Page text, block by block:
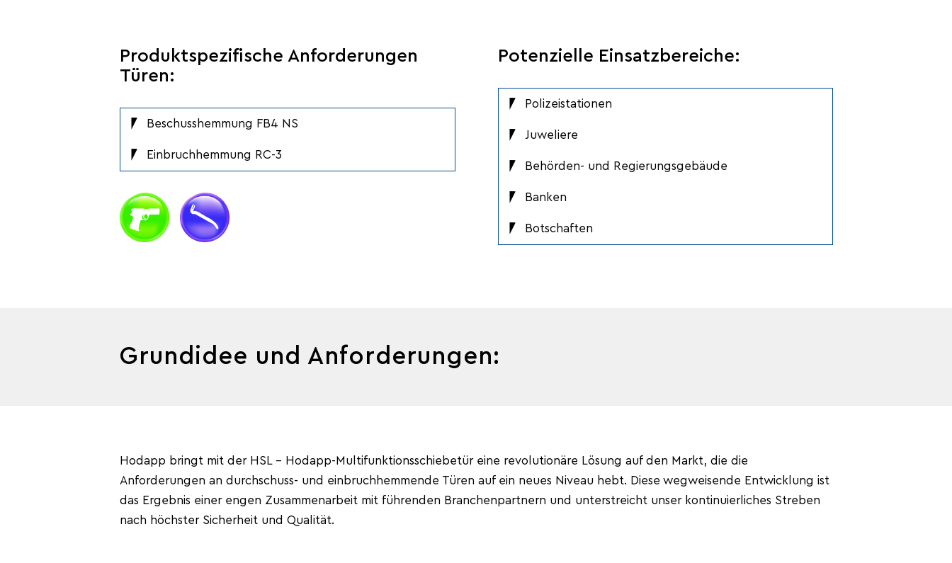
Produktspezifische Anforderungen
Türen:
Beschusshemmung FB4 NS
Einbruchhemmung RC-3
Potenzielle Einsatzbereiche:
Polizeistationen
Juweliere
Behörden- und Regierungsgebäude
Banken
Botschaften
Grundidee und Anforderungen:
Hodapp bringt mit der HSL – Hodapp-Multifunktionsschiebetür eine revolutionäre Lösung auf den Markt, die die
Anforderungen an durchschuss- und einbruchhemmende Türen auf ein neues Niveau hebt. Diese wegweisende Entwicklung ist
das Ergebnis einer engen Zusammenarbeit mit führenden Branchenpartnern und unterstreicht unser kontinuierliches Streben
nach höchster Sicherheit und Qualität.